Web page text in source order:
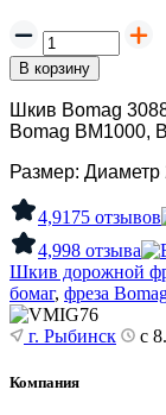
В корзину
Шкив Bomag
Bomag BM1000,
Размер:
4,9175 отзывов
4,998 отзыва
Шкив дорожной
бомаг, фреза
г. Рыбинск с
Компания